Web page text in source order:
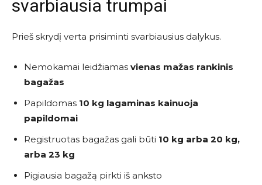
svarbiausia trumpai
Prieš skrydį verta prisiminti svarbiausius dalykus.
Nemokamai leidžiamas vienas mažas rankinis
bagažas
Papildomas 10 kg lagaminas kainuoja
papildomai
Registruotas bagažas gali būti 10 kg arba 20 kg,
arba 23 kg
Pigiausia bagažą pirkti iš anksto